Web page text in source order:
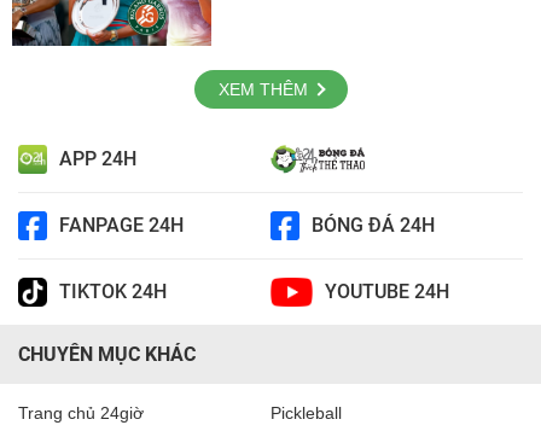
XEM THÊM
APP 24H
FANPAGE 24H BÓNG ĐÁ 24H
TIKTOK 24H YOUTUBE 24H
CHUYÊN MỤC KHÁC
Trang chủ 24giờ Pickleball